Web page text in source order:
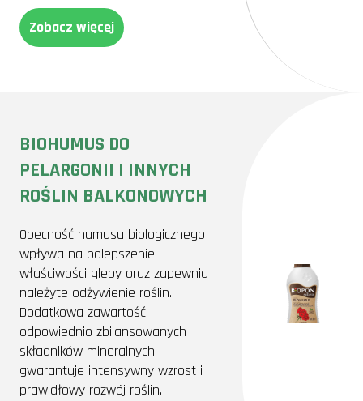
Zobacz więcej
BIOHUMUS DO
PELARGONII I INNYCH
ROŚLIN BALKONOWYCH
Obecność humusu biologicznego
wpływa na polepszenie
właściwości gleby oraz zapewnia
należyte odżywienie roślin.
Dodatkowa zawartość
odpowiednio zbilansowanych
składników mineralnych
gwarantuje intensywny wzrost i
prawidłowy rozwój roślin.